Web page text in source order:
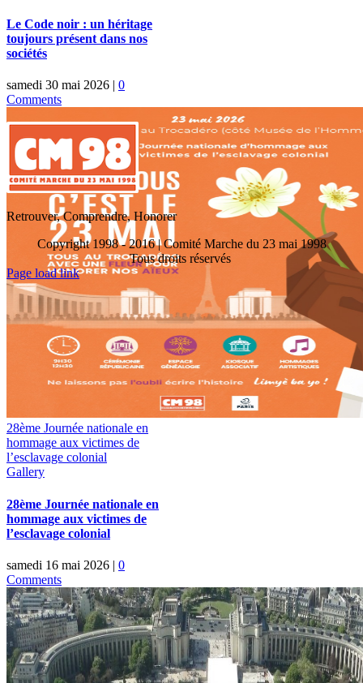
Le Code noir : un héritage
toujours présent dans nos
sociétés
samedi 30 mai 2026
0
Comments
28ème Journée nationale en
hommage aux victimes de
l’esclavage colonial
Gallery
28ème Journée nationale en
hommage aux victimes de
l’esclavage colonial
samedi 16 mai 2026 | 0
Comments
Retrouver, Comprendre, Honorer
Copyright 1998 - 2016 | Comité Marche du 23 mai 1998
Tous droits réservés
Toggle
Sliding
Area
Page load link
Go
Top